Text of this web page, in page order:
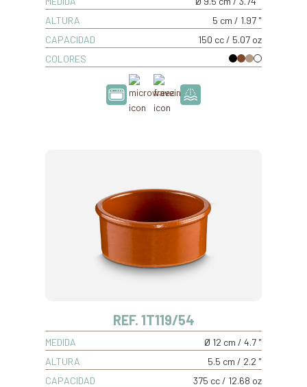
ALTURA
5 cm / 1.97 "
CAPACIDAD
150 cc / 5.07 oz
COLORES
REF. 1T119/54
MEDIDA
Ø 12 cm / 4.7 "
ALTURA
5.5 cm / 2.2 "
CAPACIDAD
375 cc / 12.68 oz